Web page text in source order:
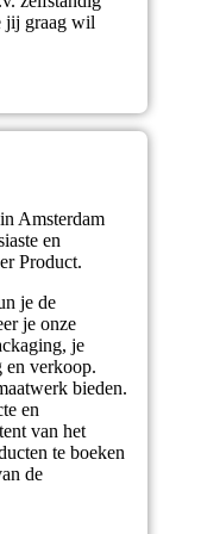
jij graag wil
Amsterdam
en
Product.
je de
je onze
je
en verkoop.
bieden.
en
van het
te boeken
de